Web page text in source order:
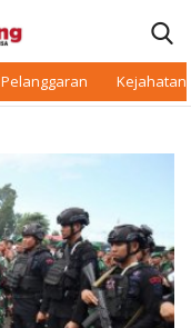
Pelanggaran Kejahatan